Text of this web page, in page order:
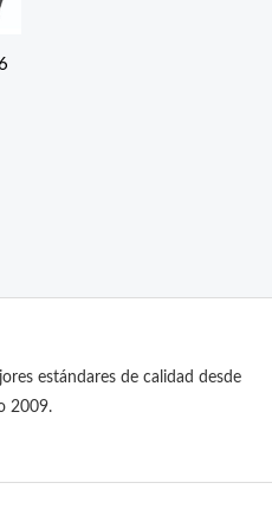
estándares de calidad desde
2009.